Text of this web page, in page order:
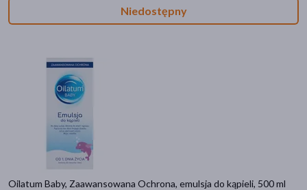
Niedostępny
Oilatum Baby, Zaawansowana Ochrona, emulsja do kąpieli, 500 ml